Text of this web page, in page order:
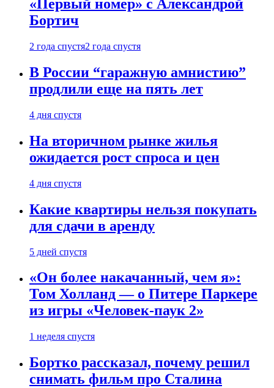
«Первый номер» с Александрой
Бортич
2 года спустя2 года спустя
В России “гаражную амнистию”
продлили еще на пять лет
4 дня спустя
На вторичном рынке жилья
ожидается рост спроса и цен
4 дня спустя
Какие квартиры нельзя покупать
для сдачи в аренду
5 дней спустя
«Он более накачанный, чем я»:
Том Холланд — о Питере Паркере
из игры «Человек-паук 2»
1 неделя спустя
Бортко рассказал, почему решил
снимать фильм про Сталина